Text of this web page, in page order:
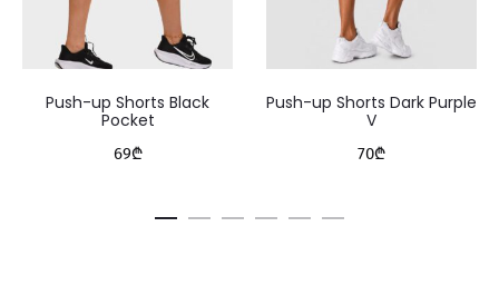
Push-up Shorts Black
Pocket
69₾
Push-up Shorts Dark Purple
V
70₾